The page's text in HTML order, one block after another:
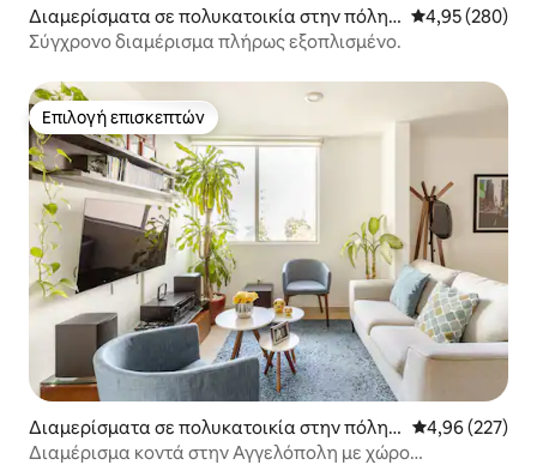
Διαμερίσματα σε πολυκατοικία στην πόλη
Puebla
Μέση
4,95 (280)
Σύγχρονο διαμέρισμα πλήρως εξοπλισμένο.
Επιλογή επισκεπτών
Επιλογή επισκεπτών
Διαμερίσματα σε πολυκατοικία στην πόλη P
uebla
Μέση
4,96 (227)
Διαμέρισμα κοντά στην Αγγελόπολη με χώρο